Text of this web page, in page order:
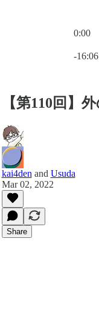
0:00
-16:06
【第110回】
kai4den and Usuda
Mar 02, 2022
Share